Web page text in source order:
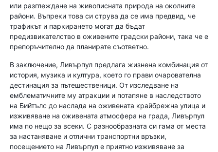
или разглеждане на живописната природа на околните
райони. Въпреки това си струва да се има предвид, че
трафикът и паркирането могат да бъдат
предизвикателство в оживените градски райони, така че е
препоръчително да планирате съответно.
В заключение, Ливърпул предлага жизнена комбинация от
история, музика и култура, което го прави очарователна
дестинация за пътешественици. От изследване на
емблематичните му атракции и потапяне в наследството
на Бийтълс до наслада на оживената крайбрежна улица и
изживяване на оживената атмосфера на града, Ливърпул
има по нещо за всеки. С разнообразната си гама от места
за настаняване и отлични транспортни връзки,
посещението на Ливърпул е приятно изживяване за